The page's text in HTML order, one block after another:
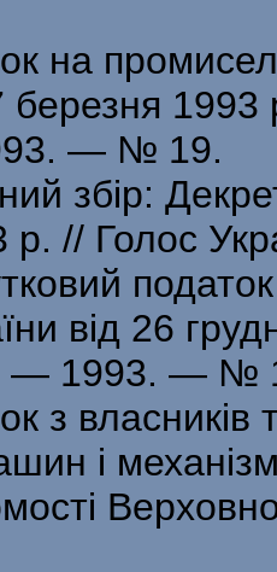
на
березня
— № 19.
збір:
р. // Голос
від 26
— 1993. — №
з власників
і